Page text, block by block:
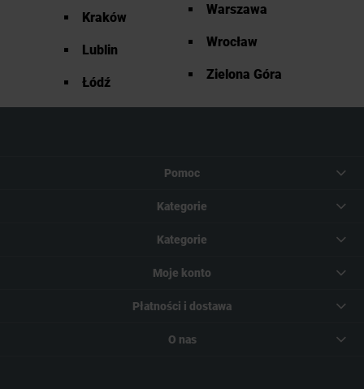
Kraków
Lublin
Łódź
Warszawa
Wrocław
Zielona Góra
Pomoc
Kategorie
Kategorie
Moje konto
Płatności i dostawa
O nas